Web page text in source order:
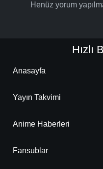
Henüz yorum
Hızlı
Anasayfa
Yayın Takvimi
Anime Haberleri
Fansublar